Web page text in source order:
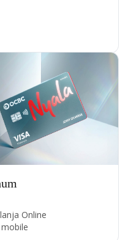
Online